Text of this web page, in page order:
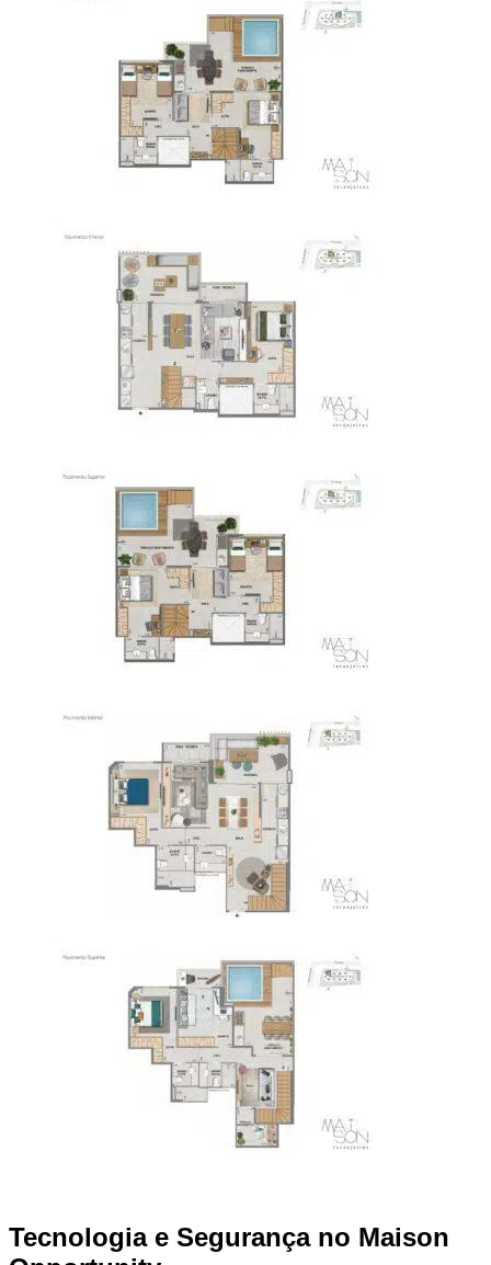
Tecnologia e Segurança no Maison